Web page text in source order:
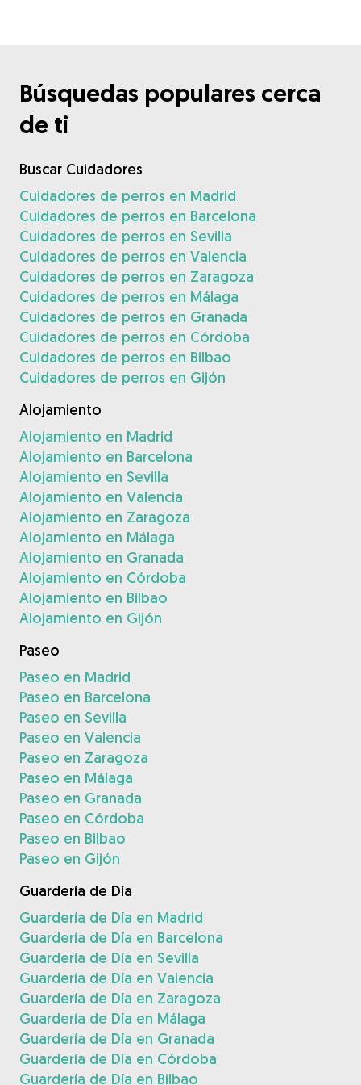
Búsquedas populares cerca
de ti
Buscar Cuidadores
Cuidadores de perros en Madrid
Cuidadores de perros en Barcelona
Cuidadores de perros en Sevilla
Cuidadores de perros en Valencia
Cuidadores de perros en Zaragoza
Cuidadores de perros en Málaga
Cuidadores de perros en Granada
Cuidadores de perros en Córdoba
Cuidadores de perros en Bilbao
Cuidadores de perros en Gijón
Alojamiento
Alojamiento en Madrid
Alojamiento en Barcelona
Alojamiento en Sevilla
Alojamiento en Valencia
Alojamiento en Zaragoza
Alojamiento en Málaga
Alojamiento en Granada
Alojamiento en Córdoba
Alojamiento en Bilbao
Alojamiento en Gijón
Paseo
Paseo en Madrid
Paseo en Barcelona
Paseo en Sevilla
Paseo en Valencia
Paseo en Zaragoza
Paseo en Málaga
Paseo en Granada
Paseo en Córdoba
Paseo en Bilbao
Paseo en Gijón
Guardería de Día
Guardería de Día en Madrid
Guardería de Día en Barcelona
Guardería de Día en Sevilla
Guardería de Día en Valencia
Guardería de Día en Zaragoza
Guardería de Día en Málaga
Guardería de Día en Granada
Guardería de Día en Córdoba
Guardería de Día en Bilbao